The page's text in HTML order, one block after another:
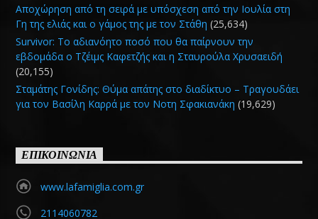
Αποχώρηση από τη σειρά με υπόσχεση από την Ιουλία στη
Γη της ελιάς και ο γάμος της με τον Στάθη (25,634)
Survivor: Το αδιανόητο ποσό που θα παίρνουν την
εβδομάδα ο Τζέιμς Καφετζής και η Σταυρούλα Χρυσαειδή
(20,155)
Σταμάτης Γονίδης: Θύμα απάτης στο διαδίκτυο – Τραγουδάει
για τον Βασίλη Καρρά με τον Νοτη Σφακιανάκη (19,629)
ΕΠΙΚΟΙΝΩΝΙΑ
www.lafamiglia.com.gr
2114060782